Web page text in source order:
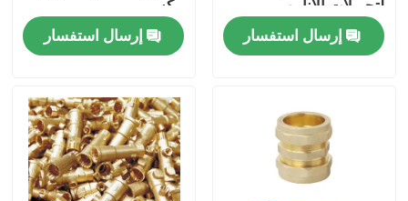
منزل
أشرطة فيديو
لتحويلات الأنابيب
إرسال استفسار
بيكس
إرسال استفسار